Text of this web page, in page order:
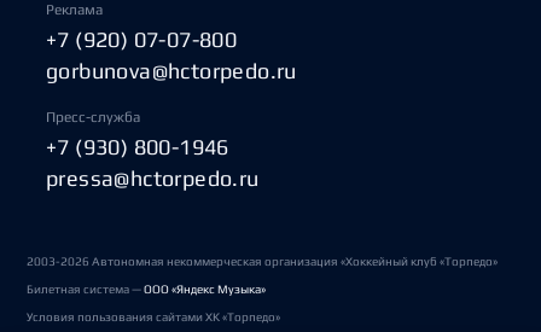
Реклама
+7 (920) 07-07-800
gorbunova@hctorpedo.ru
Пресс-служба
+7 (930) 800-1946
pressa@hctorpedo.ru
2003-2026 Автономная некоммерческая организация «Хоккейный клуб «Торпедо»
Билетная система —ООО «Яндекс Музыка»
Условия пользования сайтами ХК «Торпедо»